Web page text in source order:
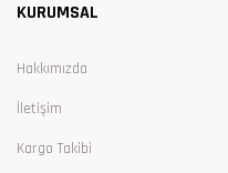
KURUMSAL
Hakkımızda
İletişim
Kargo Takibi